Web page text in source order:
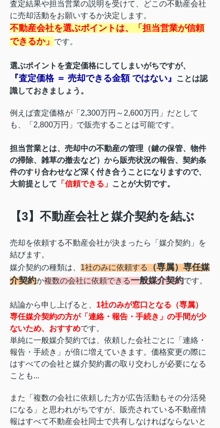
査定結果や担当営業の説明を受けて、どこの不動産会社
に売却活動をお願いするか決定します。
不動産会社を選ぶポイントは、
「担当営業が信頼
できるか」
です。
選ぶポイントを査定価格にしてしまいがちですが、
『査定価格 ＝ 売却できる金額 ではない』
ことは認
識しておきましょう。
例えば査定価格が「 2,300万円～2,600万円」だとして
も、「2,800万円」で販売することは可能です。
担当営業とは、売却中の不動産の管理（鍵の保管、物件
の掃除、雑草の撤去など）から販売状況の報告、契約条
件のすり合わせなど深く付き合うことになりますので、
大前提として 「信頼できる」 ことが大切です。
【3】不動産会社と媒介契約を結ぶ
売却を依頼する不動産会社が決まったら「媒介契約」を
結びます。
媒介契約の種類は、 1社のみに依頼する（専属）専任媒
介契約か複数の会社に依頼できる一般媒介契約です。
結論から申し上げると、 1社のみが窓口となる （専属）
専任媒介契約の方が「連絡・報告・手続き」の手間が少
ないため、おすすめです。
単純に一般媒介契約では、依頼した会社ごとに「連絡・
報告・手続き」が倍に増えていきます。価格変更の際に
はすべての会社と媒介契約書の取り交わしが必要になる
ことも...
また「複数の会社に依頼した方が広告活動もその分活発
になる」と思われがちですが、 販売されている不動産情
報はすべて不動産会社同士で共有しなければならないと